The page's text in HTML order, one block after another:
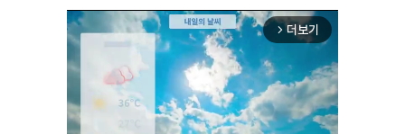
arrow_forward_ios 더보기